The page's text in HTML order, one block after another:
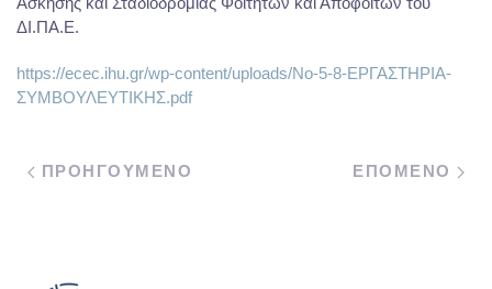
ΔΙ.ΠΑ.Ε.
https://ecec.ihu.gr/wp-content/uploads/Νο-5-8-ΕΡΓΑΣΤΗΡΙΑ-
ΣΥΜΒΟΥΛΕΥΤΙΚΗΣ.pdf
ΠΡΟΗΓΟΥΜΕΝΟ ΕΠΟΜΕΝΟ